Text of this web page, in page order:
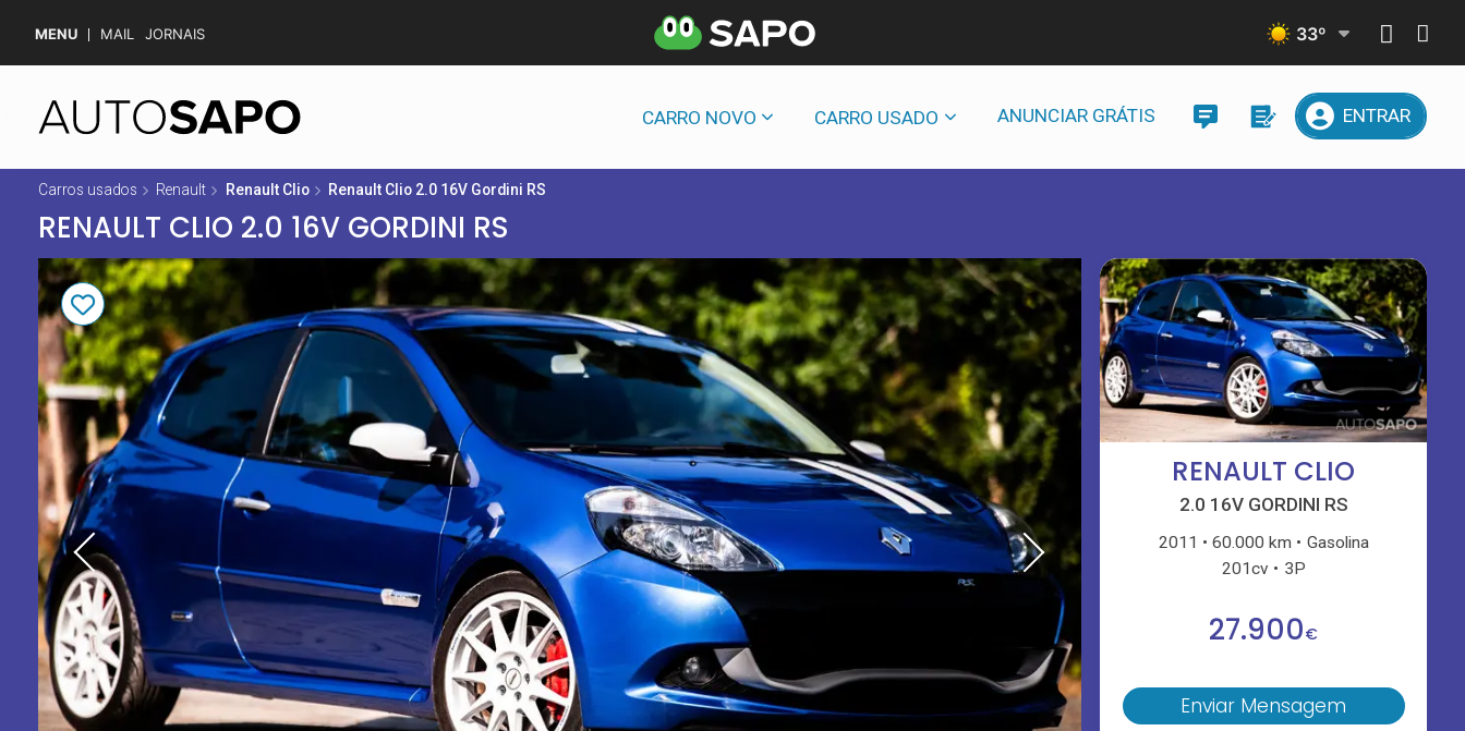
MENU MAIL JORNAIS 33º
CARRO NOVO CARRO USADO ANUNCIAR GRÁTIS ENTRAR
Carros usados Renault Renault Clio Renault Clio 2.0 16V Gordini RS
RENAULT CLIO 2.0 16V GORDINI RS
RENAULT CLIO
2.0 16V GORDINI RS
2011 60.000 km
Gasolina
201cv
3P
27.900€
Enviar Mensagem